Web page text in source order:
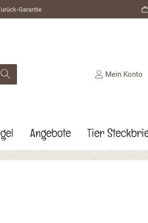
Garantie
Mein Konto
Angebote Tier